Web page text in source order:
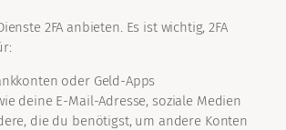
2FA anbieten. Es ist wichtig, 2FA
oder Geld-Apps
deine E-Mail-Adresse, soziale Medien
die du benötigst, um andere Konten